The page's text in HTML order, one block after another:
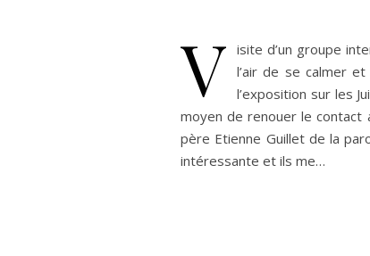
v isite d’un groupe
l’air de se calmer
l’exposition sur les
moyen de renouer le contact
père Etienne Guillet de la
intéressante et ils me…